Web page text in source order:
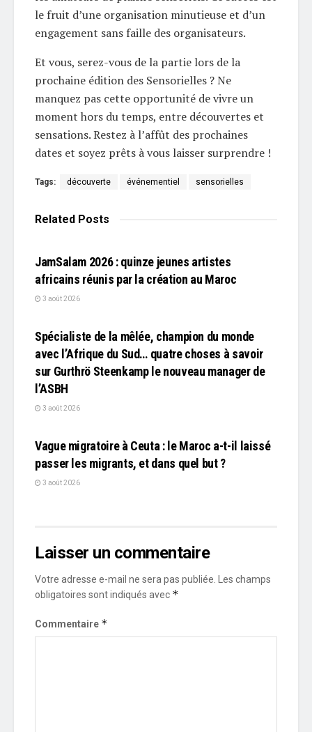
le fruit d’une organisation minutieuse et d’un
engagement sans faille des organisateurs.
Et vous, serez-vous de la partie lors de la
prochaine édition des Sensorielles ? Ne
manquez pas cette opportunité de vivre un
moment hors du temps, entre découvertes et
sensations. Restez à l’affût des prochaines
dates et soyez prêts à vous laisser surprendre !
Tags: découverte événementiel sensorielles
Related Posts
JamSalam 2026 : quinze jeunes artistes
africains réunis par la création au Maroc
3 août 2026
Spécialiste de la mêlée, champion du monde
avec l’Afrique du Sud… quatre choses à savoir
sur Gurthrö Steenkamp le nouveau manager de
l’ASBH
3 août 2026
Vague migratoire à Ceuta : le Maroc a-t-il laissé
passer les migrants, et dans quel but ?
3 août 2026
Laisser un commentaire
Votre adresse e-mail ne sera pas publiée.
Les champs
obligatoires sont indiqués avec *
Commentaire *